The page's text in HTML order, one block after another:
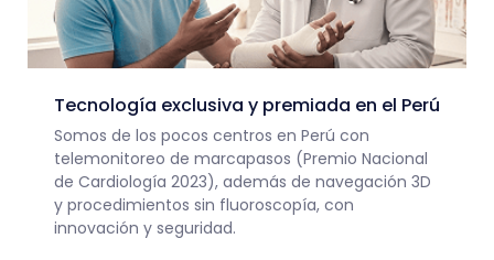
Tecnología exclusiva y premiada en el Perú
Somos de los pocos centros en Perú con
telemonitoreo de marcapasos (Premio Nacional
de Cardiología 2023), además de navegación 3D
y procedimientos sin fluoroscopía, con
innovación y seguridad.